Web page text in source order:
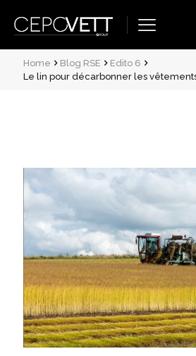
Home Blog RSE
Edito 6
Le lin pour décarbonner les